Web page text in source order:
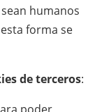
humanos
forma se
de terceros: